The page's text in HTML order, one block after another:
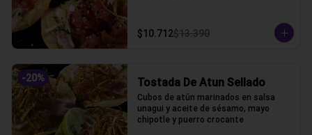
$10.712$13.390
-20% Tostada De Atun Sellado
Cubos de atún marinados en salsa
unagui y aceite de sésamo, mayo
chipotle y puerro crocante